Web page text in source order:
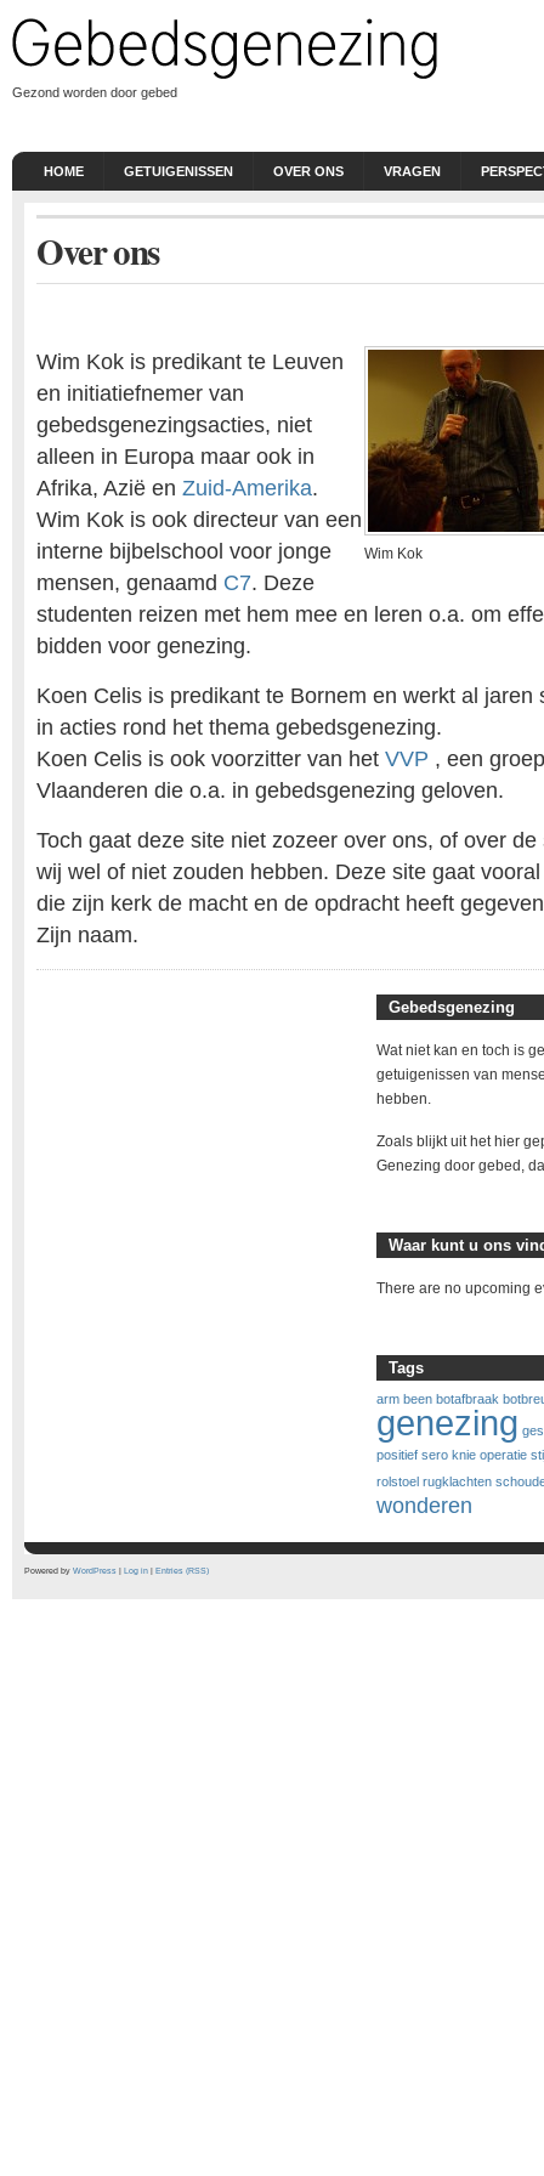
Gezond worden door gebed
HOME GETUIGENISSEN OVER ONS VRAGEN
Over ons
Wim Kok
Wim Kok is predikant te Leuven
en initiatiefnemer van
gebedsgenezingsacties, niet
alleen in Europa maar ook in
Afrika, Azië en Zuid-Amerika.
Wim Kok is ook directeur van een
interne bijbelschool voor jonge
mensen, genaamd C7. Deze
studenten reizen met hem mee en leren o.a. om
bidden voor genezing.
Koen Celis is predikant te Bornem en werkt al jaren
in acties rond het thema gebedsgenezing.
Koen Celis is ook voorzitter van het VVP , een
Vlaanderen die o.a. in gebedsgenezing geloven.
Toch gaat deze site niet zozeer over ons, of over
wij wel of niet zouden hebben. Deze site gaat
die zijn kerk de macht en de opdracht heeft
Zijn naam.
Gebedsgenezing
Wat niet kan en toch is
getuigenissen van
hebben.
Zoals blijkt uit het hier
Genezing door gebed,
Waar kunt u ons
There are no upcoming
Tags
arm been botafbraak
genezing
positief sero knie operatie
rolstoel rugklachten
wonderen
Powered by WordPress Log in Entries (RSS)